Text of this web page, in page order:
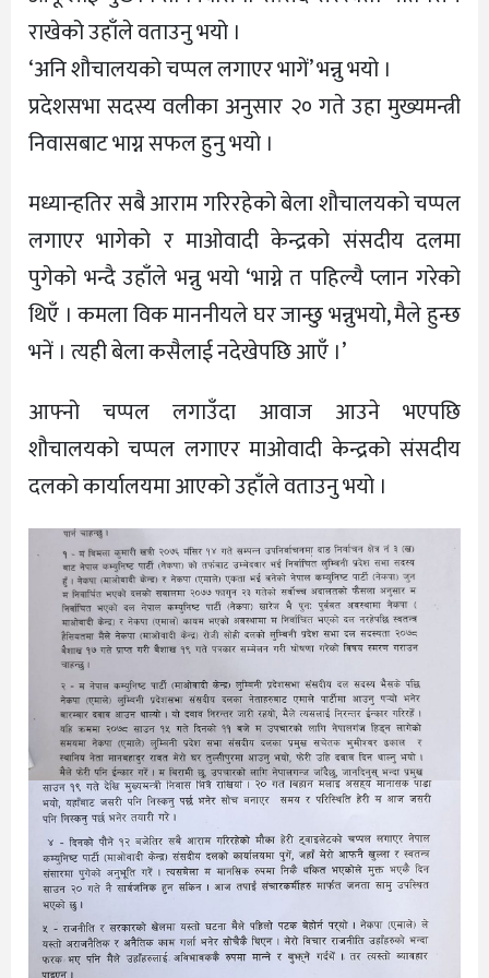
राखेको उहाँले वताउनु भयो ।
‘अनि शौचालयको चप्पल लगाएर भागें’ भन्नु भयो ।
प्रदेशसभा सदस्य वलीका अनुसार २० गते उहा मुख्यमन्त्री
निवासबाट भाग्न सफल हुनु भयो ।
मध्यान्हतिर सबै आराम गरिरहेको बेला शौचालयको चप्पल
लगाएर भागेको र माओवादी केन्द्रको संसदीय दलमा
पुगेको भन्दै उहाँले भन्नु भयो ‘भाग्ने त पहिल्यै प्लान गरेको
थिएँ । कमला विक माननीयले घर जान्छु भन्नुभयो, मैले हुन्छ
भनें । त्यही बेला कसैलाई नदेखेपछि आएँ ।’
आफ्नो चप्पल लगाउँदा आवाज आउने भएपछि
शौचालयको चप्पल लगाएर माओवादी केन्द्रको संसदीय
दलको कार्यालयमा आएको उहाँले वताउनु भयो ।